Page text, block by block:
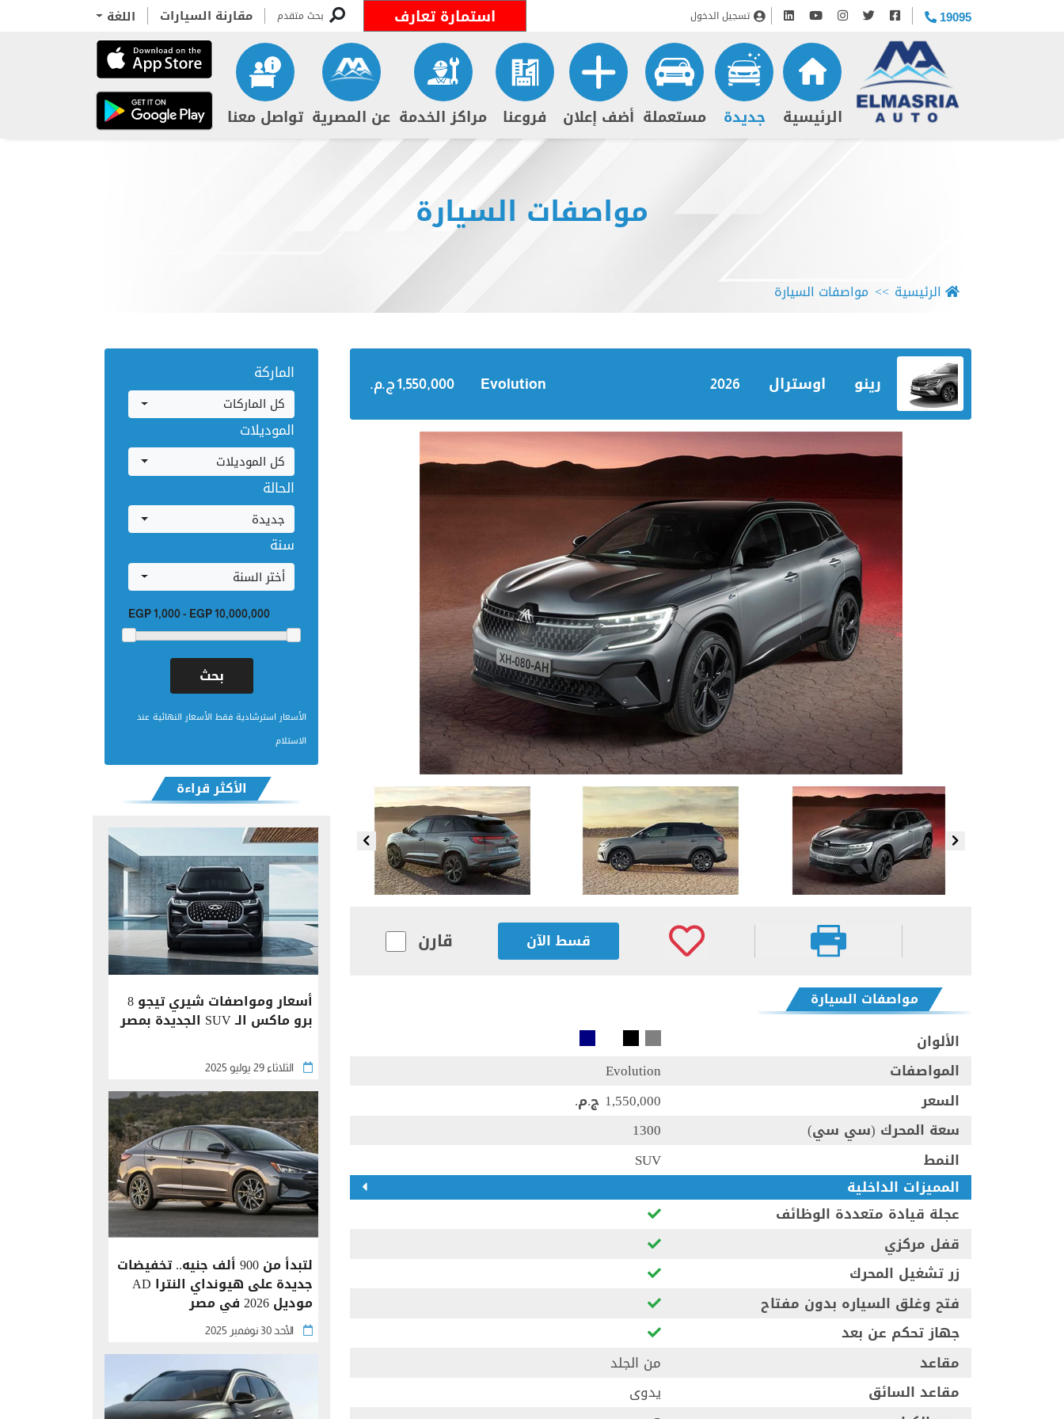
19095 تسجيل الدخول استمارة تعارف بحث متقدم مقارنة السيارات اللغة
الرئيسية جديدة مستعملة أضف إعلان فروعنا مراكز الخدمة عن المصرية تواصل معنا
مواصفات السيارة
الرئيسية مواصفات السيارة
رينو اوسترال 2026
Evolution 1,550,000 ج.م.‏
قسط الآن قارن
مواصفات السيارة
الألوان
المواصفات
Evolution
السعر
1,550,000 ج.م.‏
سعة المحرك (سي سي)
1300
النمط
SUV
المميزات الداخلية
عجلة قيادة متعددة الوظائف
قفل مركزي
زر تشغيل المحرك
فتح وغلق السياره بدون مفتاح
جهاز تحكم عن بعد
مقاعد
من الجلد
مقاعد السائق
يدوى
الماركة
كل الماركات
الموديلات
كل الموديلات
الحالة
جديدة
سنة
أختر السنة
EGP 1,000- EGP 10,000,000
الأسعار استرشادية فقط الأسعار النهائية عند
الاستلام
الأكثر قراءة
أسعار ومواصفات شيري تيجو 8
برو ماكس الـ SUV الجديدة بمصر
الثلاثاء 29 يوليو 2025
لتبدأ من 900 ألف جنيه.. تخفيضات
جديدة على هيونداي النترا AD
موديل 2026 في مصر
الأحد 30 نوفمبر 2025